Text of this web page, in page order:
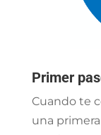
Primer
Cuando te
una